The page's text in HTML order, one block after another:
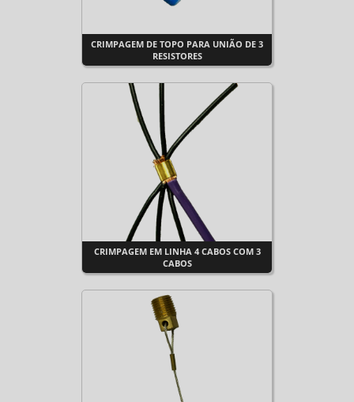
CRIMPAGEM DE TOPO PARA UNIÃO DE 3
RESISTORES
CRIMPAGEM EM LINHA 4 CABOS COM 3
CABOS